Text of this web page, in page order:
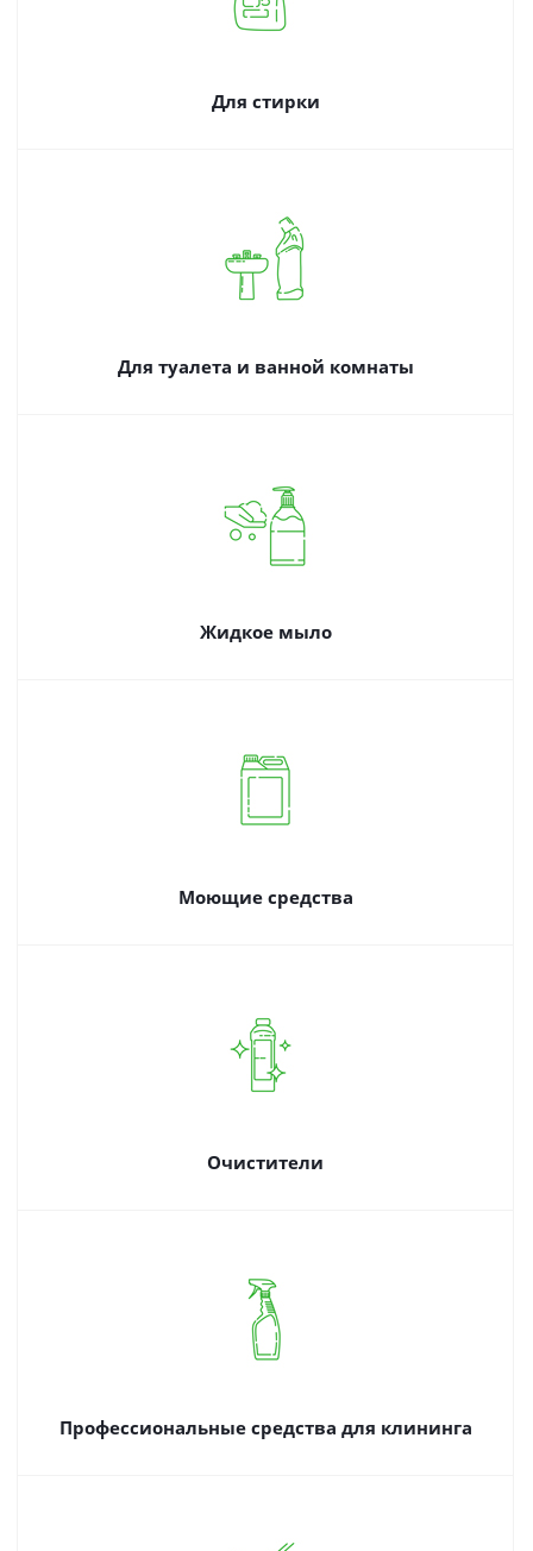
Для стирки
Для туалета и ванной комнаты
Жидкое мыло
Моющие средства
Очистители
Профессиональные средства для клининга